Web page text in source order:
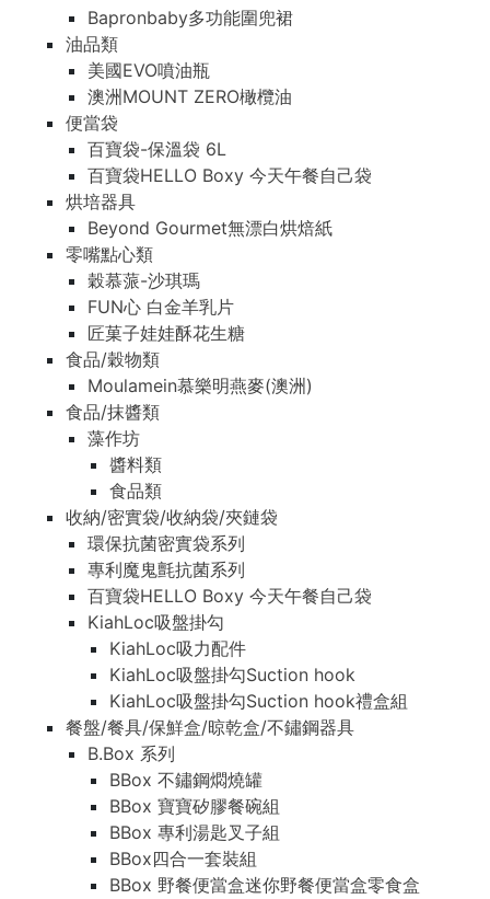
Bapronbaby多功能圍兜裙
油品類
美國EVO噴油瓶
澳洲MOUNT ZERO橄欖油
便當袋
百寶袋-保溫袋 6L
百寶袋HELLO Boxy 今天午餐自己袋
烘培器具
Beyond Gourmet無漂白烘焙紙
零嘴點心類
穀慕蒎-沙琪瑪
FUN心 白金羊乳片
匠菓子娃娃酥花生糖
食品/穀物類
Moulamein慕樂明燕麥(澳洲)
食品/抹醬類
藻作坊
醬料類
食品類
收納/密實袋/收納袋/夾鏈袋
環保抗菌密實袋系列
專利魔鬼氈抗菌系列
百寶袋HELLO Boxy 今天午餐自己袋
KiahLoc吸盤掛勾
KiahLoc吸力配件
KiahLoc吸盤掛勾Suction hook
KiahLoc吸盤掛勾Suction hook禮盒組
餐盤/餐具/保鮮盒/晾乾盒/不鏽鋼器具
B.Box 系列
BBox 不鏽鋼燜燒罐
BBox 寶寶矽膠餐碗組
BBox 專利湯匙叉子組
BBox四合一套裝組
BBox 野餐便當盒迷你野餐便當盒零食盒